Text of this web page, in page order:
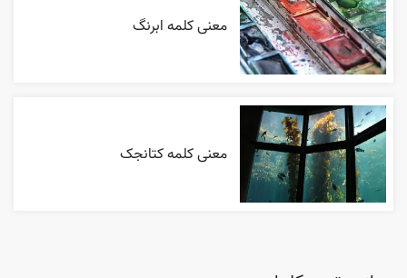
معنی کلمه ابرنگ
معنی کلمه کتانجک